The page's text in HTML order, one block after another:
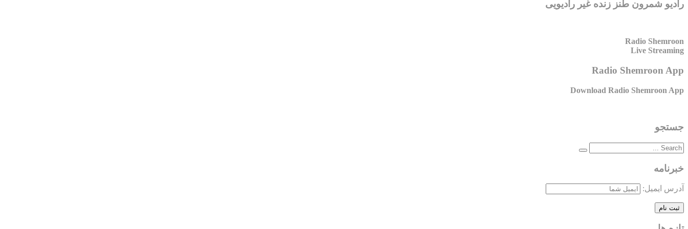
رادیو شمرون طنز زنده غیر رادیویی
Radio Shemroon
Live Streaming
Radio Shemroon App
Download Radio Shemroon App
جستجو
خبرنامه
آدرس ایمیل: